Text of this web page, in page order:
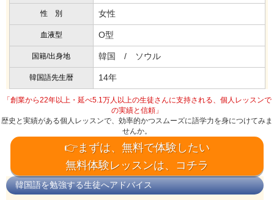
性 別 女性
血液型 O型
国籍/出身地 韓国 / ソウル
韓国語先生暦 14年
「創業から22年以上・延べ5.1万人以上の生徒さんに支持される、個人レッスンで
の実績と信頼」
歴史と実績がある個人レッスンで、効率的かつスムーズに語学力を身につけてみま
せんか。
👉まずは、無料で体験したい
無料体験レッスンは、コチラ
韓国語を勉強する生徒へアドバイス